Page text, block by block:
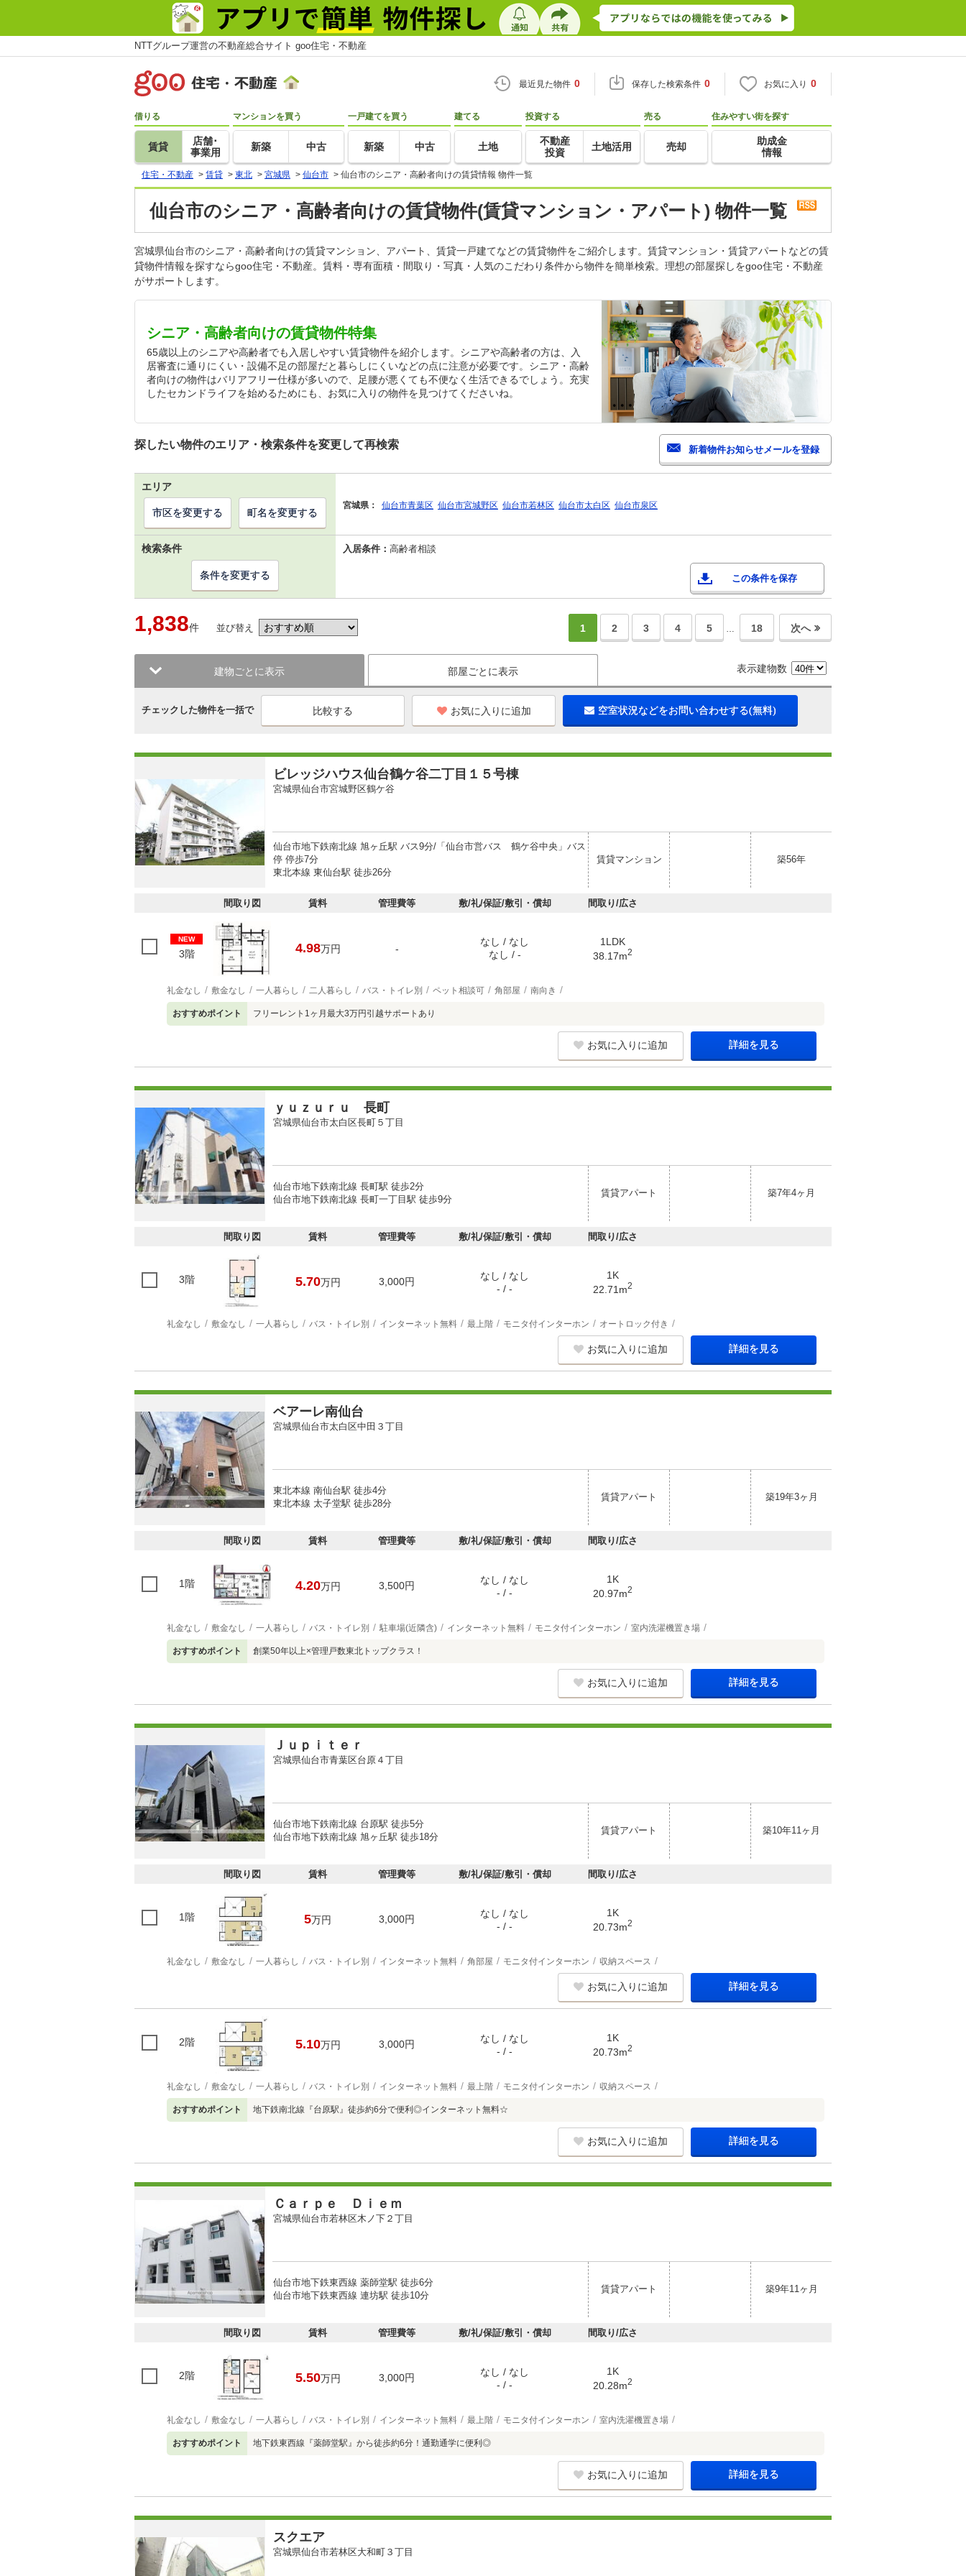
NTTグループ運営の不動産総合サイト goo住宅・不動産
最近見た物件 0 保存した検索条件 0 お気に入り 0
借りる
賃貸
店舗･
事業用
マンションを買う
新築 中古
一戸建てを買う
新築 中古
建てる
土地
投資する
不動産
投資
土地活用
売る
売却
住みやすい街を探す
助成金
情報
住宅・不動産 > 賃貸 > 東北 > 宮城県 > 仙台市 > 仙台市のシニア・高齢者向けの賃貸情報 物件一覧
仙台市のシニア・高齢者向けの賃貸物件(賃貸マンション・アパート) 物件一覧
宮城県仙台市のシニア・高齢者向けの賃貸マンション、アパート、賃貸一戸建てなどの賃貸物件をご紹介します。賃貸マンション・賃貸アパートなどの賃
貸物件情報を探すならgoo住宅・不動産。賃料・専有面積・間取り・写真・人気のこだわり条件から物件を簡単検索。理想の部屋探しをgoo住宅・不動産
がサポートします。
シニア・高齢者向けの賃貸物件特集
65歳以上のシニアや高齢者でも入居しやすい賃貸物件を紹介します。シニアや高齢者の方は、入
居審査に通りにくい・設備不足の部屋だと暮らしにくいなどの点に注意が必要です。シニア・高齢
者向けの物件はバリアフリー仕様が多いので、足腰が悪くても不便なく生活できるでしょう。充実
したセカンドライフを始めるためにも、お気に入りの物件を見つけてくださいね。
探したい物件のエリア・検索条件を変更して再検索
エリア
宮城県： 仙台市青葉区 仙台市宮城野区 仙台市若林区 仙台市太白区 仙台市泉区
市区を変更する 町名を変更する
検索条件 入居条件： 高齢者相談
この条件を保存
条件を変更する
1,838件 並び替え 1 2 3 4 5 … 18 次へ
建物ごとに表示 部屋ごとに表示 表示建物数
チェックした物件を一括で お気に入りに追加 空室状況などをお問い合わせする(無料)
ビレッジハウス仙台鶴ケ谷二丁目１５号棟
宮城県仙台市宮城野区鶴ケ谷
仙台市地下鉄南北線 旭ヶ丘駅 バス9分/「仙台市営バス 鶴ケ谷中央」バス
停 停歩7分
東北本線 東仙台駅 徒歩26分
賃貸マンション 築56年
間取り図 賃料 管理費等 敷/礼/保証/敷引・償却 間取り/広さ
NEW
3階 4.98万円 -
なし / なし
なし / -
1LDK
38.17m2
礼金なし 敷金なし 一人暮らし 二人暮らし バス・トイレ別 ペット相談可 角部屋 南向き
おすすめポイント フリーレント1ヶ月最大3万円引越サポートあり
お気に入りに追加 詳細を見る
ｙｕｚｕｒｕ 長町
宮城県仙台市太白区長町５丁目
仙台市地下鉄南北線 長町駅 徒歩2分
仙台市地下鉄南北線 長町一丁目駅 徒歩9分
賃貸アパート 築7年4ヶ月
間取り図 賃料 管理費等 敷/礼/保証/敷引・償却 間取り/広さ
3階 5.70万円 3,000円
なし / なし
- / -
1K
22.71m2
礼金なし 敷金なし 一人暮らし バス・トイレ別 インターネット無料 最上階 モニタ付インターホン オートロック付き
お気に入りに追加 詳細を見る
ベアーレ南仙台
宮城県仙台市太白区中田３丁目
東北本線 南仙台駅 徒歩4分
東北本線 太子堂駅 徒歩28分
賃貸アパート 築19年3ヶ月
間取り図 賃料 管理費等 敷/礼/保証/敷引・償却 間取り/広さ
1階 4.20万円 3,500円
なし / なし
- / -
1K
20.97m2
礼金なし 敷金なし 一人暮らし バス・トイレ別 駐車場(近隣含) インターネット無料 モニタ付インターホン 室内洗濯機置き場
おすすめポイント 創業50年以上×管理戸数東北トップクラス！
お気に入りに追加 詳細を見る
Ｊｕｐｉｔｅｒ
宮城県仙台市青葉区台原４丁目
仙台市地下鉄南北線 台原駅 徒歩5分
仙台市地下鉄南北線 旭ヶ丘駅 徒歩18分
賃貸アパート 築10年11ヶ月
間取り図 賃料 管理費等 敷/礼/保証/敷引・償却 間取り/広さ
1階 5万円 3,000円
なし / なし
- / -
1K
20.73m2
礼金なし 敷金なし 一人暮らし バス・トイレ別 インターネット無料 角部屋 モニタ付インターホン 収納スペース
お気に入りに追加 詳細を見る
2階 5.10万円 3,000円
なし / なし
- / -
1K
20.73m2
礼金なし 敷金なし 一人暮らし バス・トイレ別 インターネット無料 最上階 モニタ付インターホン 収納スペース
おすすめポイント 地下鉄南北線『台原駅』徒歩約6分で便利◎インターネット無料☆
お気に入りに追加 詳細を見る
Ｃａｒｐｅ Ｄｉｅｍ
宮城県仙台市若林区木ノ下２丁目
仙台市地下鉄東西線 薬師堂駅 徒歩6分
仙台市地下鉄東西線 連坊駅 徒歩10分
賃貸アパート 築9年11ヶ月
間取り図 賃料 管理費等 敷/礼/保証/敷引・償却 間取り/広さ
2階 5.50万円 3,000円
なし / なし
- / -
1K
20.28m2
礼金なし 敷金なし 一人暮らし バス・トイレ別 インターネット無料 最上階 モニタ付インターホン 室内洗濯機置き場
おすすめポイント 地下鉄東西線『薬師堂駅』から徒歩約6分！通勤通学に便利◎
お気に入りに追加 詳細を見る
スクエア
宮城県仙台市若林区大和町３丁目